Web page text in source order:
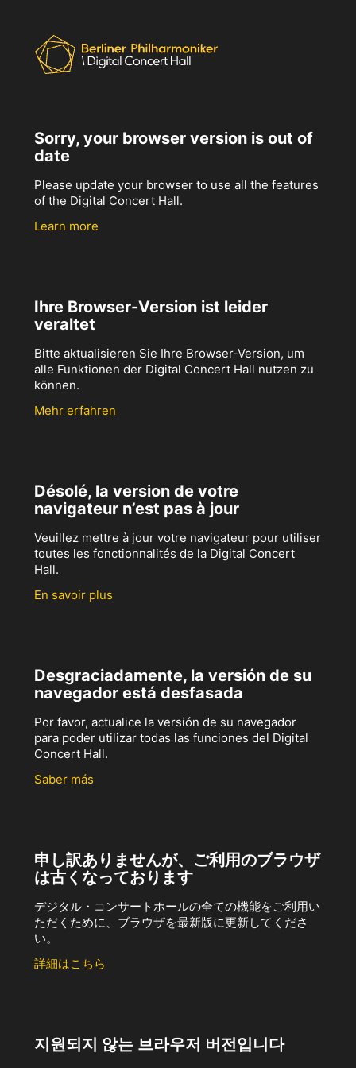
Sorry, your browser version is out of
date
Please update your browser to use all the features
of the Digital Concert Hall.
Learn more
Ihre Browser-Version ist leider
veraltet
Bitte aktualisieren Sie Ihre Browser-Version, um
alle Funktionen der Digital Concert Hall nutzen zu
können.
Mehr erfahren
Désolé, la version de votre
navigateur n’est pas à jour
Veuillez mettre à jour votre navigateur pour utiliser
toutes les fonctionnalités de la Digital Concert
Hall.
En savoir plus
Desgraciadamente, la versión de su
navegador está desfasada
Por favor, actualice la versión de su navegador
para poder utilizar todas las funciones del Digital
Concert Hall.
Saber más
申し訳ありませんが、ご利用のブラウザ
は古くなっております
デジタル・コンサートホールの全ての機能をご利用い
ただくために、ブラウザを最新版に更新してくださ
い。
詳細はこちら
지원되지 않는 브라우저 버전입니다